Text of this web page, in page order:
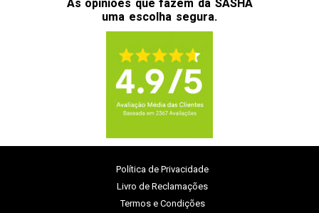
As opiniões que fazem da SASHA
uma escolha segura.
Política de Privacidade
Livro de Reclamações
Termos e Condições